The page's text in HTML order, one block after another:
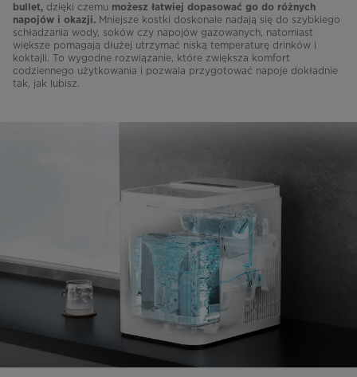
bullet, dzięki czemu możesz łatwiej dopasować go do różnych
napojów i okazji. Mniejsze kostki doskonale nadają się do szybkiego
schładzania wody, soków czy napojów gazowanych, natomiast
większe pomagają dłużej utrzymać niską temperaturę drinków i
koktajli. To wygodne rozwiązanie, które zwiększa komfort
codziennego użytkowania i pozwala przygotować napoje dokładnie
tak, jak lubisz.